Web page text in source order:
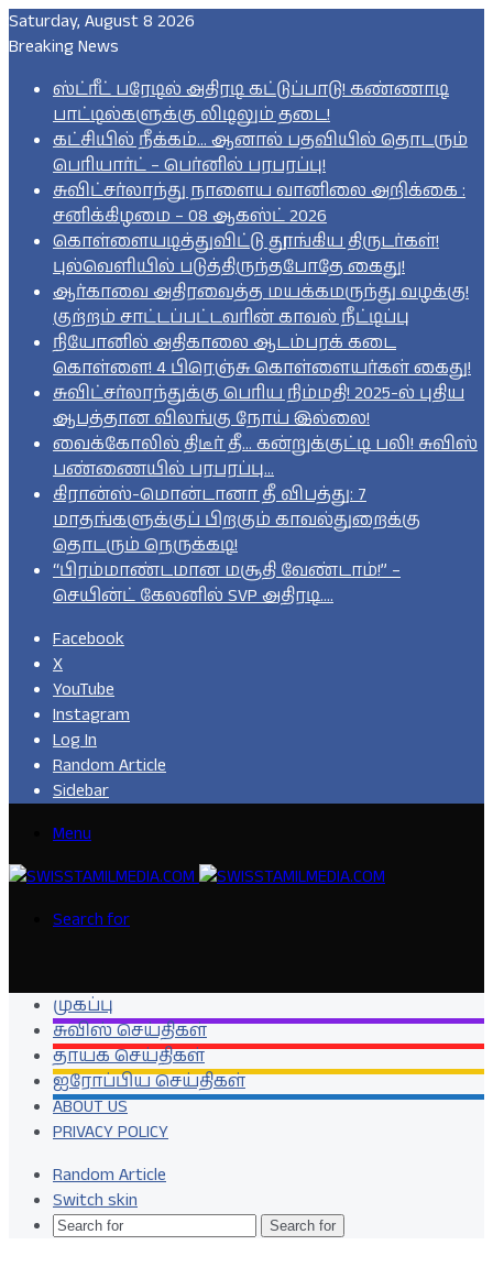
Saturday, August 8 2026
Breaking News
ஸ்ட்ரீட் பரேடில் அதிரடி கட்டுப்பாடு! கண்ணாடி
பாட்டில்களுக்கு லிடிலும் தடை!
கட்சியில் நீக்கம்… ஆனால் பதவியில் தொடரும்
பெரியார்ட் – பெர்னில் பரபரப்பு!
சுவிட்சர்லாந்து நாளைய வானிலை அறிக்கை :
சனிக்கிழமை – 08 ஆகஸ்ட் 2026
கொள்ளையடித்துவிட்டு தூங்கிய திருடர்கள்!
புல்வெளியில் படுத்திருந்தபோதே கைது!
ஆர்காவை அதிரவைத்த மயக்கமருந்து வழக்கு!
குற்றம் சாட்டப்பட்டவரின் காவல் நீட்டிப்பு
நியோனில் அதிகாலை ஆடம்பரக் கடை
கொள்ளை! 4 பிரெஞ்சு கொள்ளையர்கள் கைது!
சுவிட்சர்லாந்துக்கு பெரிய நிம்மதி! 2025-ல் புதிய
ஆபத்தான விலங்கு நோய் இல்லை!
வைக்கோலில் திடீர் தீ… கன்றுக்குட்டி பலி! சுவிஸ்
பண்ணையில் பரபரப்பு…
கிரான்ஸ்-மொன்டானா தீ விபத்து: 7
மாதங்களுக்குப் பிறகும் காவல்துறைக்கு
தொடரும் நெருக்கடி!
“பிரம்மாண்டமான மசூதி வேண்டாம்!” –
செயின்ட் கேலனில் SVP அதிரடி….
Facebook
X
YouTube
Instagram
Log In
Random Article
Sidebar
Menu
Search for
முகப்பு
சுவிஸ் செய்திகள்
தாயக செய்திகள்
ஐரோப்பிய செய்திகள்
ABOUT US
PRIVACY POLICY
Random Article
Switch skin
Search for